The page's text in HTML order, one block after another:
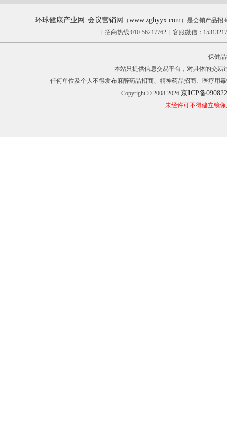
环球健康产业网 会议营销网 （www.zghyyx.com）是会销产品招
[ 招商热线:010-56217762 ] 客服微信：
保健
本站只提供信息交易平台，对具体的交
任何单位及个人不得发布麻醉药品招商、精神药品招商、医疗用
Copyright © 2008-2026 京ICP备
未经许可不得建立镜